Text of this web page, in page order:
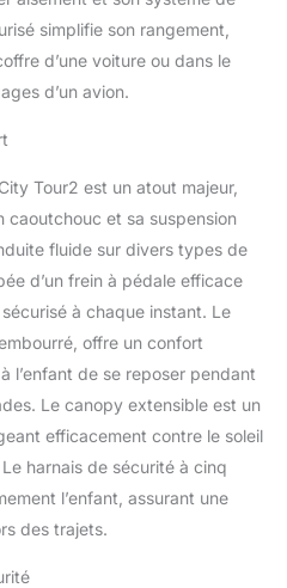
manière simple et
compacte pour
former un pli
debout, tandis que
le transport ou le
rangement
Toujours
confortable : le
support de mollet
réglable et
l'inclinaison du
siège à plusieurs
positions (avec
à plat) garantissent
le confort de votre
bébé dans toutes
ses aventures
simplifie son rangement,
d’une voiture ou dans le
d’un avion.
Tour2 est un atout majeur,
caoutchouc et sa suspension
fluide sur divers types de
d’un frein à pédale efficace
à chaque instant. Le
offre un confort
l’enfant de se reposer pendant
Le canopy extensible est un
efficacement contre le soleil
harnais de sécurité à cinq
l’enfant, assurant une
des trajets.